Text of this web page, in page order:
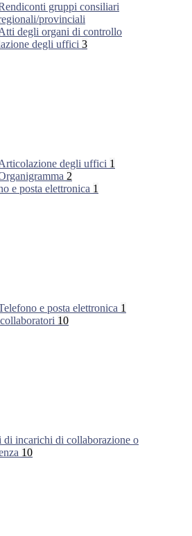
gruppi consiliari
provinciali
degli organi di controllo
degli uffici 3
degli uffici 1
2
e posta elettronica 1
e posta elettronica 1
10
di incarichi di collaborazione o
10